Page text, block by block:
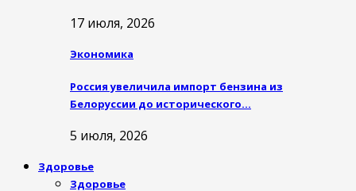
17 июля, 2026
Экономика
Россия увеличила импорт бензина из
Белоруссии до исторического…
5 июля, 2026
Здоровье
Здоровье